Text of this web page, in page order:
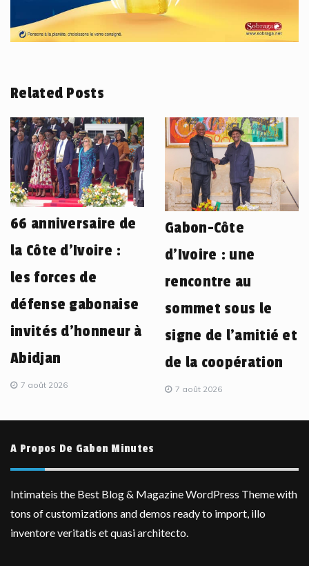
Related Posts
66 anniversaire de
la Côte d’Ivoire :
les forces de
défense gabonaise
invités d’honneur à
Abidjan
7 août 2026
Gabon-Côte
d’Ivoire : une
rencontre au
sommet sous le
signe de l’amitié et
de la coopération
7 août 2026
A Propos De Gabon Minutes
Intimateis the Best Blog & Magazine WordPress Theme with
tons of customizations and demos ready to import, illo
inventore veritatis et quasi architecto.